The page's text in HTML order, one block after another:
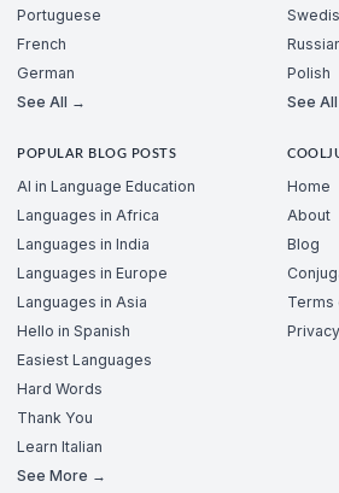
Portuguese
French
German
See All →
Polish
See
POPULAR BLOG POSTS
AI in Language Education
Languages in Africa
Languages in India
Languages in Europe
Languages in Asia
Hello in Spanish
Easiest Languages
Hard Words
Thank You
Learn Italian
See More →
Home
About
Blog
Terms